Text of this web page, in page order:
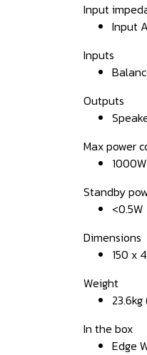
Input
Input
Inputs
Outputs
Max power
1000W
Standby
<0.5W
Dimensions
150 x
Weight
23.6kg
In the box
Edge